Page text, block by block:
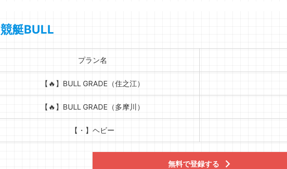
競艇BULL
プラン名
【🔥】BULL GRADE（住之江）
【🔥】BULL GRADE（多摩川）
【・】ヘビー
無料で登録する